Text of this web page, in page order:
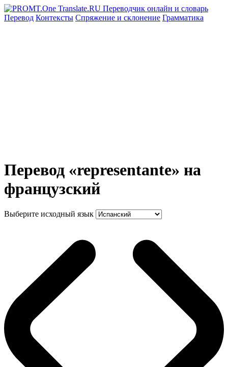
Перевод Контексты Спряжение и склонение Грамматика
Перевод «representante» на
французский
Выберите исходный язык